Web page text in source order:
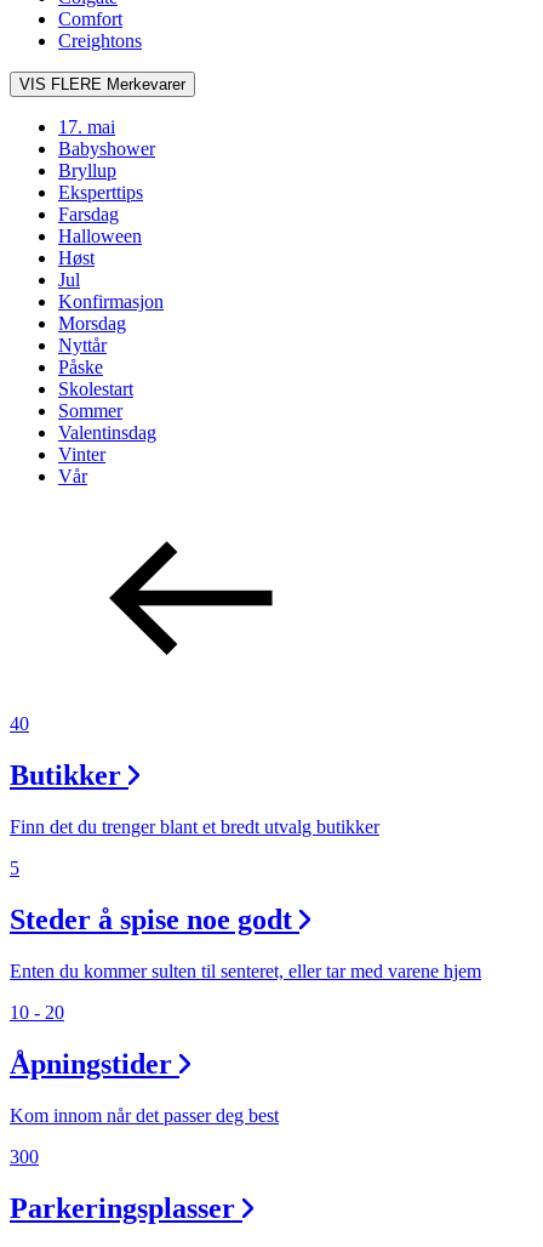
Comfort
Creightons
VIS FLERE Merkevarer
17. mai
Babyshower
Bryllup
Eksperttips
Farsdag
Halloween
Høst
Jul
Konfirmasjon
Morsdag
Nyttår
Påske
Skolestart
Sommer
Valentinsdag
Vinter
Vår
40
Butikker
Finn det du trenger blant et bredt utvalg butikker
5
Steder å spise noe godt
Enten du kommer sulten til senteret, eller tar med varene hjem
10 - 20
Åpningstider
Kom innom når det passer deg best
300
Parkeringsplasser